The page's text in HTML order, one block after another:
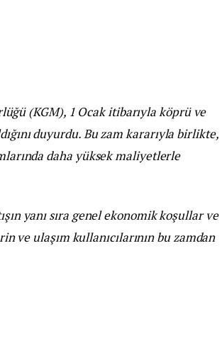
(KGM), 1 Ocak itibarıyla köprü ve
duyurdu. Bu zam kararıyla birlikte,
daha yüksek maliyetlerle
yanı sıra genel ekonomik koşullar ve
ve ulaşım kullanıcılarının bu zamdan